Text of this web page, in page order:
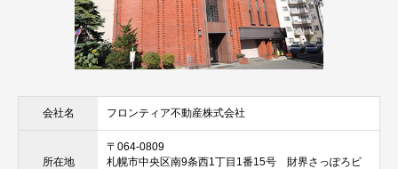
会社名 フロンティア不動産株式会社
所在地
〒064-0809
札幌市中央区南9条西1丁目1番15号 財界さっぽろビ